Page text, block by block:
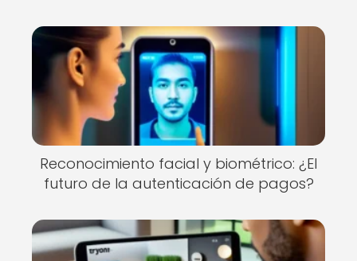
Reconocimiento facial y biométrico: ¿El
futuro de la autenticación de pagos?